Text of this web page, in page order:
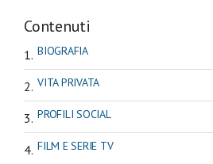
Contenuti
BIOGRAFIA
VITA PRIVATA
PROFILI SOCIAL
FILM E SERIE TV